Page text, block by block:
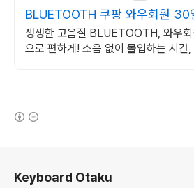
BLUETOOTH 쿠팡 와우회원 30
생생한 고음질 BLUETOOTH, 와우
으로 편하게! 소음 없이 몰입하는 시간,
Keyboard Otaku